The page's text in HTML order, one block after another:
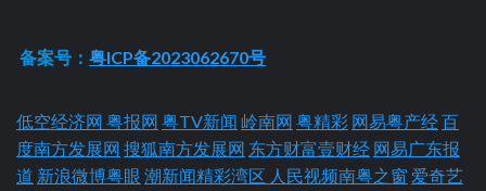
备案号：粤ICP备2023062670号
低空经济网 粤报网 粤TV新闻 岭南网 粤精彩 网易粤产经百
度南方发展网 搜狐南方发展网 东方财富壹财经 网易广东报
道 新浪微博粤眼 潮新闻精彩湾区 人民视频南粤之窗 爱奇艺